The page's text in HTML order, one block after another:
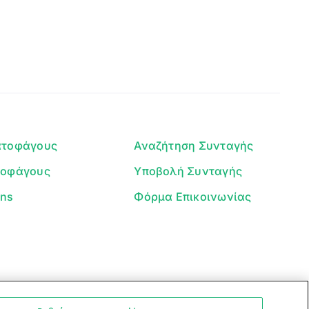
Αναζήτηση Συνταγής
Υποβολή Συνταγής
Φόρμα Επικοινωνίας